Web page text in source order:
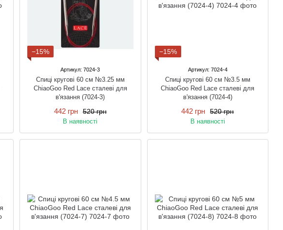
−15%
Артикул: 7024-3
Спиці кругові 60 см №3.25 мм
ChiaoGoo Red Lace сталеві для
в'язання (7024-3)
520 грн
442 грн
В наявності
−15%
Артикул: 7024-4
Спиці кругові 60 см №3.5 мм
ChiaoGoo Red Lace сталеві для
в'язання (7024-4)
520 грн
442 грн
В наявності